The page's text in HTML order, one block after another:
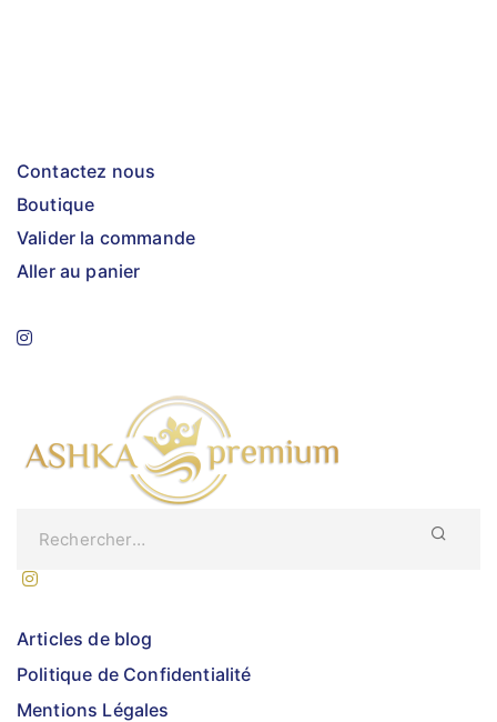
Contactez nous
Boutique
Valider la commande
Aller au panier
Articles de blog
Politique de Confidentialité
Mentions Légales